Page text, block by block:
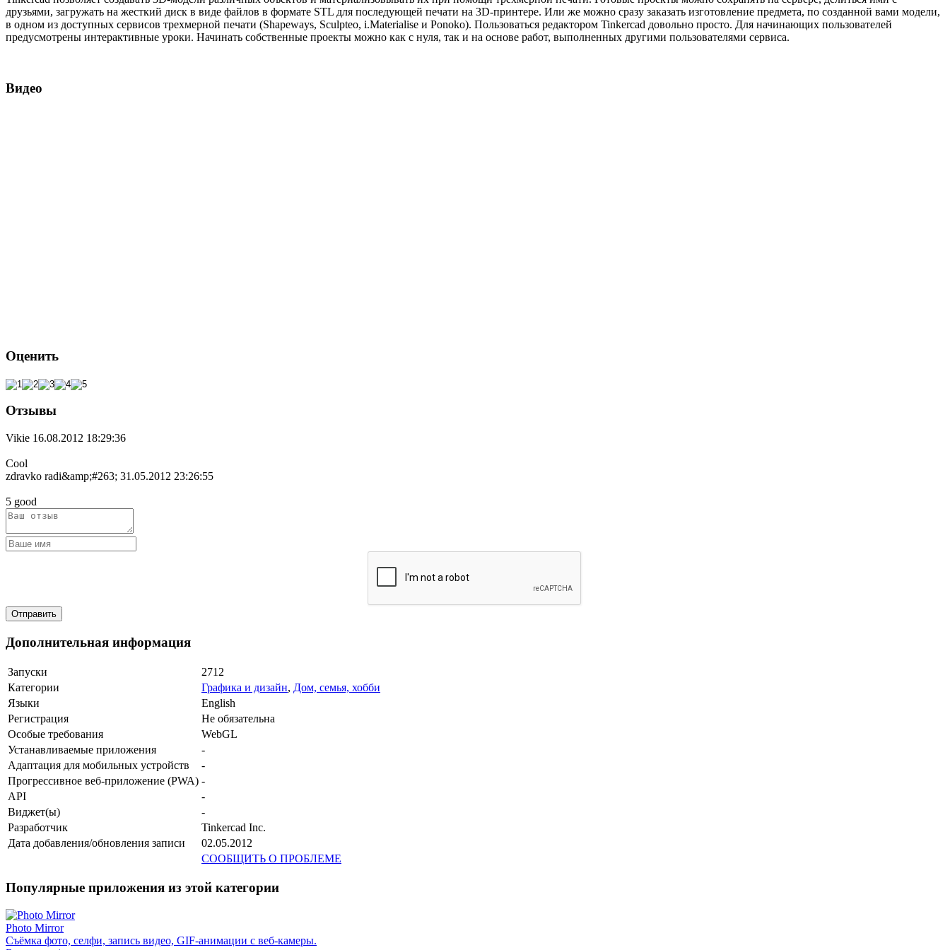
друзьями, загружать на жесткий диск в виде файлов в формате STL для последующей печати на 3D-принтере. Или же можно сразу заказать изготовление предмета, по созданной вами модели,
в одном из доступных сервисов трехмерной печати (Shapeways, Sculpteo, i.Materialise и Ponoko). Пользоваться редактором Tinkercad довольно просто. Для начинающих пользователей
предусмотрены интерактивные уроки. Начинать собственные проекты можно как с нуля, так и на основе работ, выполненных другими пользователями сервиса.
Видео
Оценить
Отзывы
Vikie 16.08.2012 18:29:36
Cool
zdravko radi&amp;#263; 31.05.2012 23:26:55
5 good
Дополнительная информация
Запуски
2712
Категории
Графика и дизайн, Дом, семья, хобби
Языки
English
Регистрация
Не обязательна
Особые требования
WebGL
Устанавливаемые приложения
-
Адаптация для мобильных устройств
-
Прогрессивное веб-приложение (PWA) -
API
-
Виджет(ы)
-
Разработчик
Tinkercad Inc.
Дата добавления/обновления записи
02.05.2012
СООБЩИТЬ О ПРОБЛЕМЕ
Популярные приложения из этой категории
Photo Mirror
Съёмка фото, селфи, запись видео, GIF-анимации с веб-камеры.